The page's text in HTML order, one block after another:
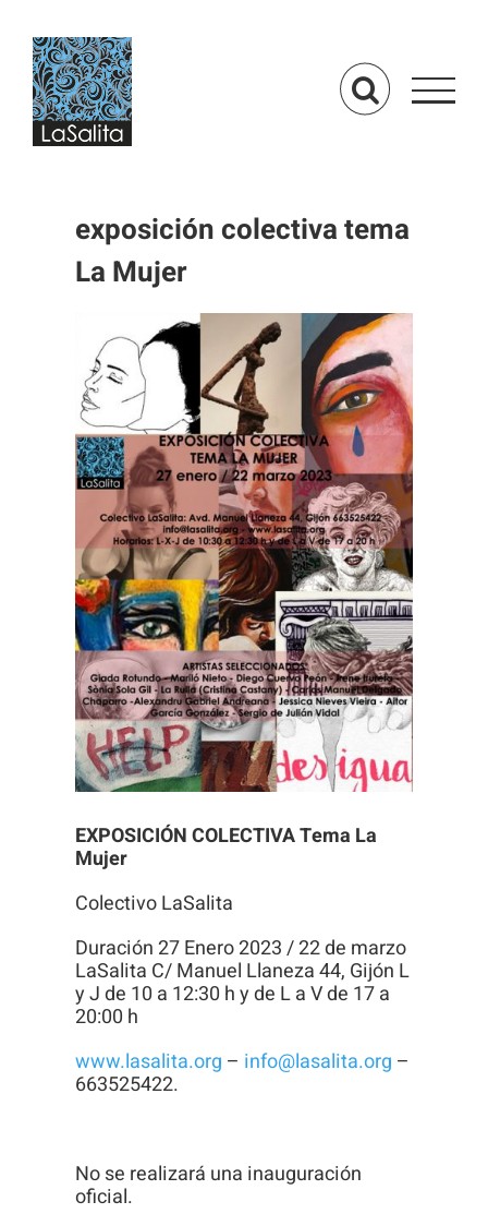
contenido
exposición colectiva tema
La Mujer
imagen
más
grande
EXPOSICIÓN COLECTIVATema La
Mujer
Colectivo LaSalita
Duración 27 Enero 2023 / 22 de marzo
LaSalita C/ Manuel Llaneza 44, Gijón L
y J de 10 a 12:30 h y de L a V de 17 a
20:00 h
www.lasalita.org – info@lasalita.org –
663525422.
No se realizará una inauguración
oficial.
Necesarias
Estas
cookies no
son
opcionales.
Son
necesarias
funcione la
Estadísticas
Para que
mejorar la
funcionalidad
base a cómo